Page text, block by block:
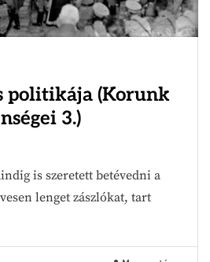
politikája (Korunk
3.)
is szeretett betévedni a
lenget zászlókat, tart